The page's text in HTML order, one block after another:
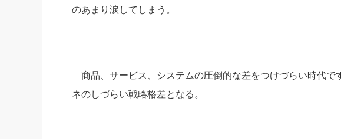
のあまり涙してしまう。
商品、サービス、システムの圧倒的な差をつけづらい時代で
ネのしづらい戦略格差となる。